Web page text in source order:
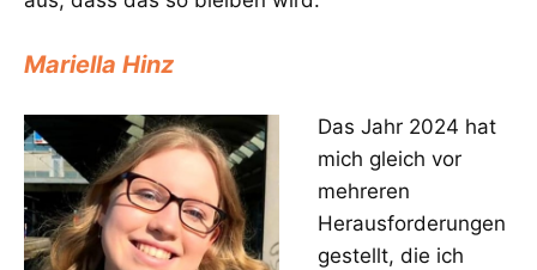
Mariella Hinz
Das Jahr 2024 hat
mich gleich vor
mehreren
Herausforderungen
gestellt, die ich